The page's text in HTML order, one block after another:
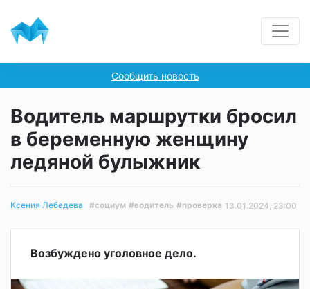
Сообщить новость
Водитель маршрутки бросил
в беременную женщину
ледяной булыжник
Ксения Лебедева #социум #водитель #проверка 13.01.2024, 23:00
Возбуждено уголовное дело.